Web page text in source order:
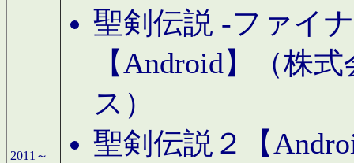
2011～
聖剣伝説 -ファイ
【Android】（株
ス）
聖剣伝説２【